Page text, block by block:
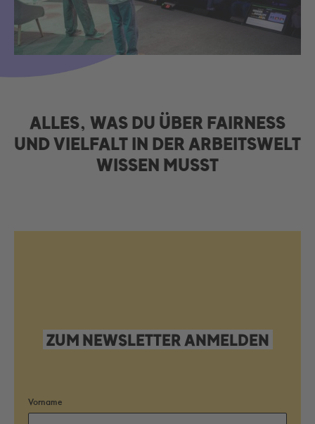
ALLES, WAS DU ÜBER FAIRNESS
UND VIELFALT IN DER ARBEITSWELT
WISSEN MUSST
ZUM NEWSLETTER ANMELDEN
Vorname